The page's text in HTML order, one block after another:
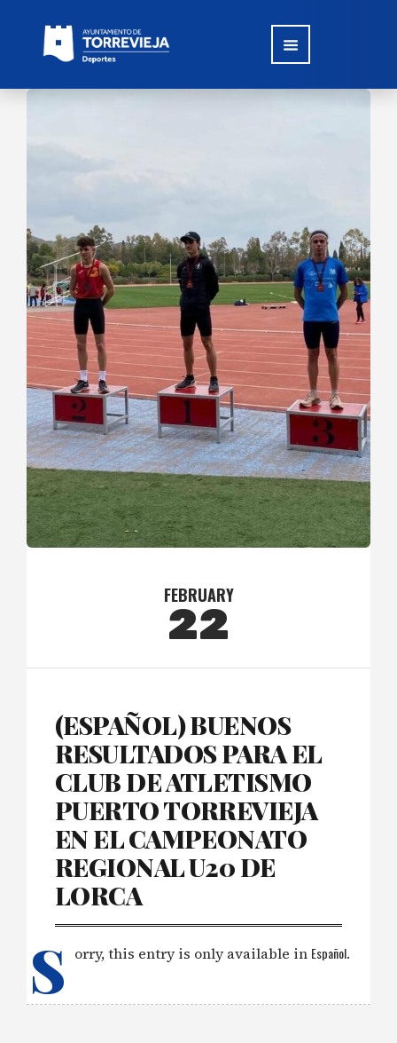
FEBRUARY
22
(ESPAÑOL) BUENOS
RESULTADOS PARA EL
CLUB DE ATLETISMO
PUERTO TORREVIEJA
EN EL CAMPEONATO
REGIONAL U20 DE
LORCA
S orry, this entry is only available in Español.